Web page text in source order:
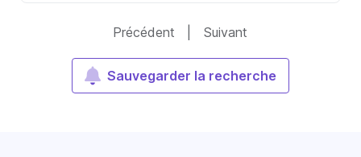
Précédent Suivant
Sauvegarder la recherche